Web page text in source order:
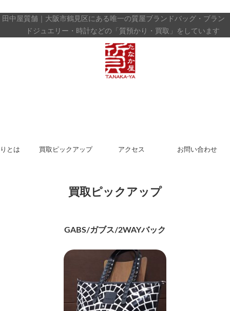
田中屋質舗｜大阪市鶴見区にある唯一の質屋ブランドバッグ・ブラン
ドジュエリー・時計などの「質預かり・買取」をしています
とは 買取ピックアップ アクセス お問い合わせ
買取ピックアップ
GABS/ガブス/2WAYバック